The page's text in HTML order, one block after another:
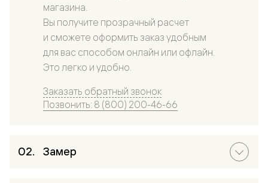
магазина.
Вы получите прозрачный расчет
и сможете оформить заказ удобным
для вас способом онлайн или офлайн.
Это легко и удобно.
Заказать обратный звонок
Позвонить: 8 (800) 200-46-66
Замер